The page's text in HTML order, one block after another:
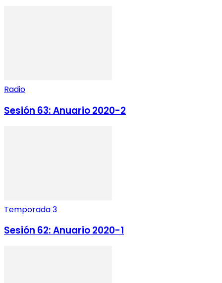
Radio
Sesión 63: Anuario 2020-2
Temporada 3
Sesión 62: Anuario 2020-1